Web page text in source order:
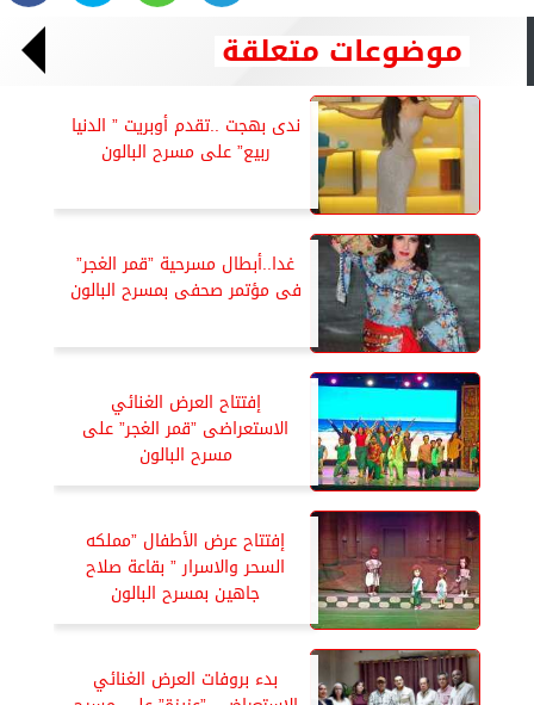
موضوعات متعلقة
ندى بهجت ..تقدم أوبريت ” الدنيا
ربيع” على مسرح البالون
غدا..أبطال مسرحية ”قمر الغجر”
فى مؤتمر صحفى بمسرح البالون
إفتتاح العرض الغنائي
الاستعراضى ”قمر الغجر” على
مسرح البالون
إفتتاح عرض الأطفال ”مملكه
السحر والاسرار ” بقاعة صلاح
جاهين بمسرح البالون
بدء بروفات العرض الغنائي